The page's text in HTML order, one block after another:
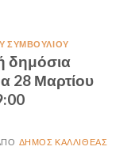
ΣΥΜΒΟΥΛΊΟΥ
δημόσια
28 Μαρτίου
ΔΉΜΟΣ ΚΑΛΛΙΘΈΑΣ